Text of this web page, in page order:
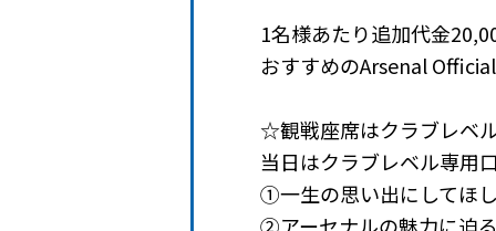
1名様あたり追加代金
おすすめのArsenal
☆観戦座席はクラブレベ
当日はクラブレベル専用
①一生の思い出にしてほ
②アーセナルの魅力に迫